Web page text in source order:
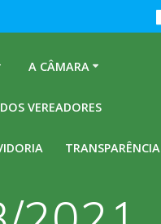
A CÂMARA
VEREADORES
TRANSPARÊNCIA